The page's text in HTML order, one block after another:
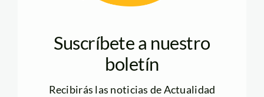
Suscríbete a nuestro
boletín
Recibirás las noticias de Actualidad